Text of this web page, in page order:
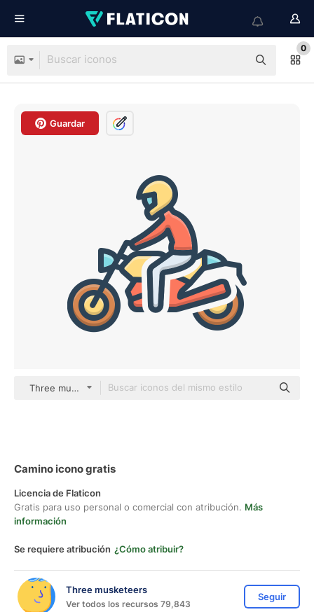
0
Guardar
Three musketeers color lineal-color
Camino icono gratis
Licencia de Flaticon
Gratis para uso personal o comercial con atribución. Más
información
Se requiere atribución ¿Cómo atribuir?
Three musketeers
Ver todos los recursos 79,843
Seguir